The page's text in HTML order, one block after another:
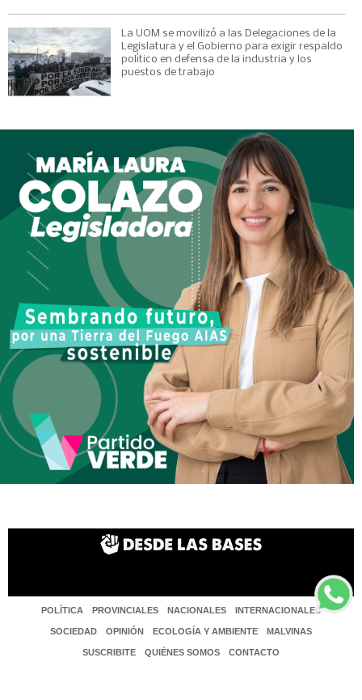
La UOM se movilizó a las Delegaciones de la
Legislatura y el Gobierno para exigir respaldo
político en defensa de la industria y los
puestos de trabajo
POLÍTICA PROVINCIALES NACIONALES INTERNACIONALES
SOCIEDAD OPINIÓN ECOLOGÍA Y AMBIENTE MALVINAS
SUSCRIBITE QUIÉNES SOMOS CONTACTO